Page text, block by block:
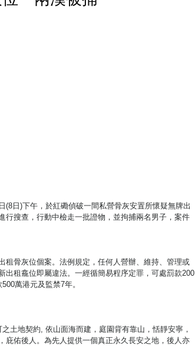
日)下午，於紅磡偵破一間私營骨灰安置所懷疑無牌出
行搜查，行動中檢走一批證物，並拘捕兩名男子，案件
租骨灰位個案。法例規定，任何人營辦、維持、管理或
出租龕位即屬違法。一經循簡易程序定罪，可處罰款200
萬港元及監禁7年。
土地契約, 依山面海而建，庭園背有靠山，恬靜安寧，
庇佑後人。為先人提供一個真正永久長安之地，後人亦